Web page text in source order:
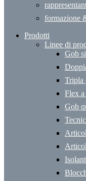
formazione
Prodotti
Linee di
Gob
Tripla
Flex
Gob